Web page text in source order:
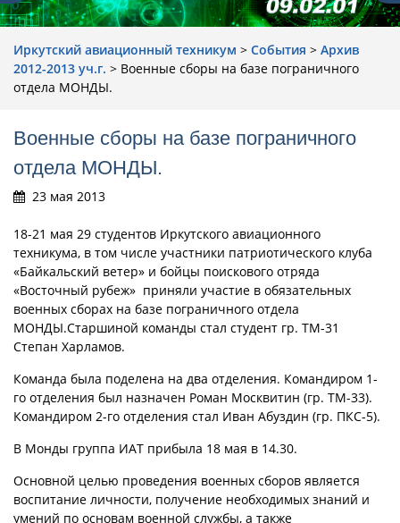
Иркутский авиационный техникум > События > Архив
2012-2013 уч.г. > Военные сборы на базе пограничного
отдела МОНДЫ.
Военные сборы на базе пограничного
отдела МОНДЫ.
23 мая 2013
18-21 мая 29 студентов Иркутского авиационного
техникума, в том числе участники патриотического клуба
«Байкальский ветер» и бойцы поискового отряда
«Восточный рубеж» приняли участие в обязательных
военных сборах на базе пограничного отдела
МОНДЫ.Старшиной команды стал студент гр. ТМ-31
Степан Харламов.
Команда была поделена на два отделения. Командиром 1-
го отделения был назначен Роман Москвитин (гр. ТМ-33).
Командиром 2-го отделения стал Иван Абуздин (гр. ПКС-5).
В Монды группа ИАТ прибыла 18 мая в 14.30.
Основной целью проведения военных сборов является
воспитание личности, получение необходимых знаний и
умений по основам военной службы, а также